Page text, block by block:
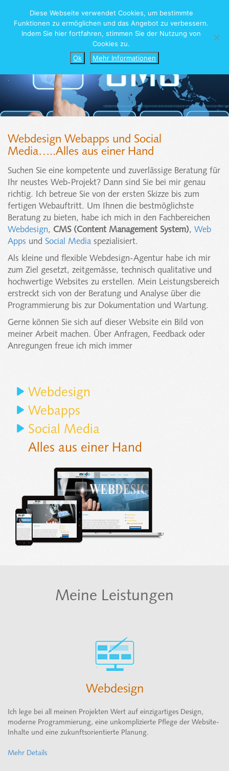
Webdesign Webapps und Social
Media…..Alles aus einer Hand
Suchen Sie eine kompetente und zuverlässige Beratung für
Ihr neustes Web-Projekt? Dann sind Sie bei mir genau
richtig. Ich betreue Sie von der ersten Skizze bis zum
fertigen Webauftritt. Um Ihnen die bestmöglichste
Beratung zu bieten, habe ich mich in den Fachbereichen
Webdesign, CMS (Content Management System), Web
Apps und Social Mediaspezialisiert.
Als kleine und flexible Webdesign-Agentur habe ich mir
zum Ziel gesetzt, zeitgemässe, technisch qualitative und
hochwertige Websites zu erstellen. Mein Leistungsbereich
erstreckt sich von der Beratung und Analyse über die
Programmierung bis zur Dokumentation und Wartung.
Gerne können Sie sich auf dieser Website ein Bild von
meiner Arbeit machen. Über Anfragen, Feedback oder
Anregungen freue ich mich immer
Webdesign
Webapps
Social Media
Alles aus einer Hand
Meine Leistungen
Webdesign
Ich lege bei all meinen Projekten Wert auf einzigartiges Design,
moderne Programmierung, eine unkomplizierte Pflege der Website-
Inhalte und eine zukunftsorientierte Planung.
Mehr Details
Diese Webseite verwendet Cookies, um bestimmte
Funktionen zu ermöglichen und das Angebot zu verbessern.
Indem Sie hier fortfahren, stimmen Sie der Nutzung von
Cookies zu.
Ok
Mehr Informationen